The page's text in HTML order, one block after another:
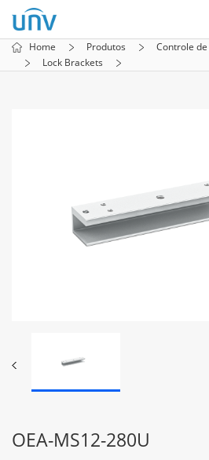
Home Produtos Controle
Lock Brackets
OEA-MS12-280U